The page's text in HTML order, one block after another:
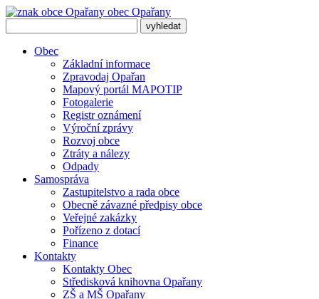
obec Opařany
Obec
Základní informace
Zpravodaj Opařan
Mapový portál MAPOTIP
Fotogalerie
Registr oznámení
Výroční zprávy
Rozvoj obce
Ztráty a nálezy
Odpady
Samospráva
Zastupitelstvo a rada obce
Obecně závazné předpisy obce
Veřejné zakázky
Pořízeno z dotací
Finance
Kontakty
Kontakty Obec
Středisková knihovna Opařany
ZŠ a MŠ Opařany